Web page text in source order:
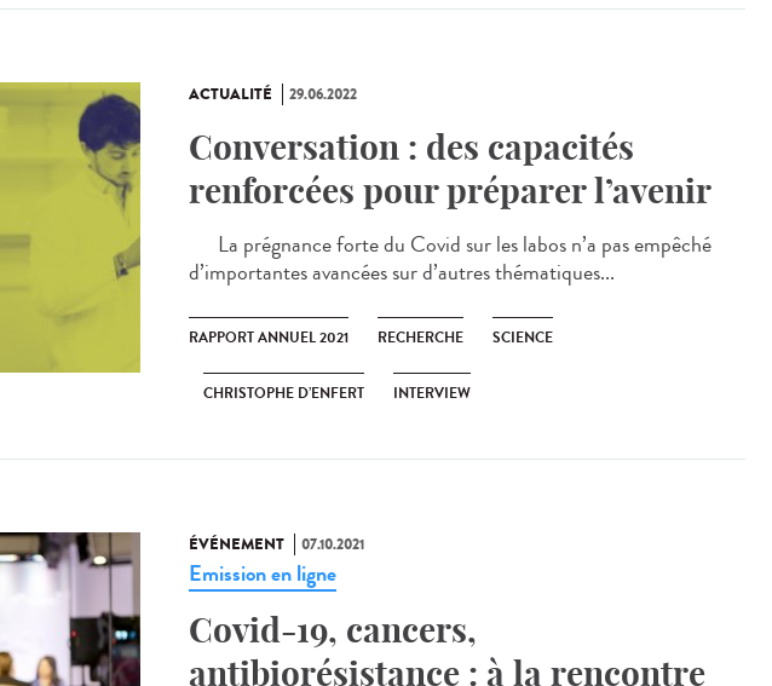
ACTUALITÉ 29.06.2022
Conversation : des capacités
renforcées pour préparer l’avenir
La prégnance forte du Covid sur les labos n’a pas empêché
d’importantes avancées sur d’autres thématiques...
RAPPORT ANNUEL 2021 RECHERCHE SCIENCE
CHRISTOPHE D’ENFERT INTERVIEW
ÉVÉNEMENT 07.10.2021
Emission en ligne
Covid-19, cancers,
antibiorésistance : à la rencontre